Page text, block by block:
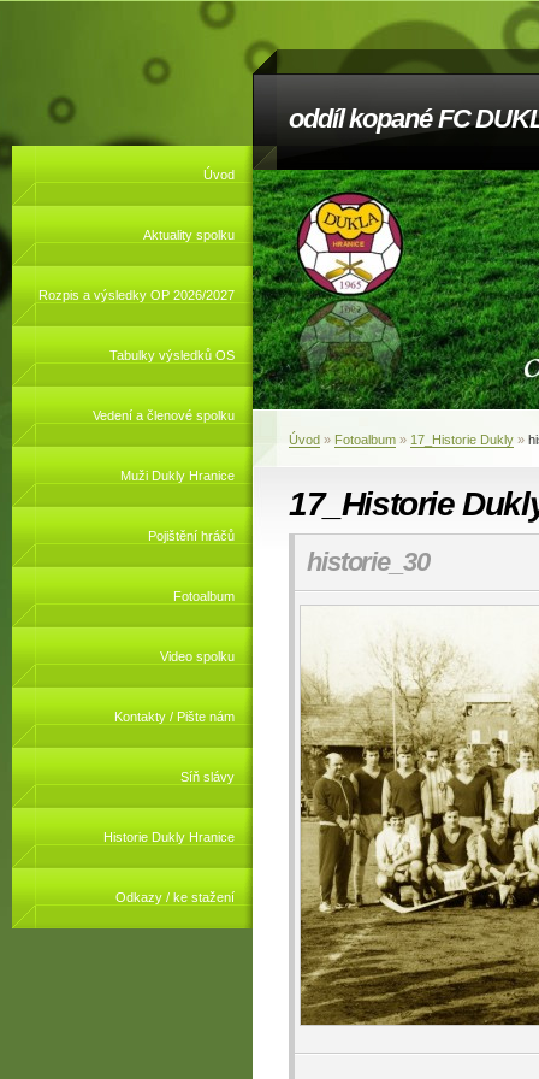
oddíl kopané FC
Úvod
Aktuality spolku
Rozpis a výsledky OP 2026/2027
Tabulky výsledků OS
Vedení a členové spolku
Muži Dukly Hranice
Pojištění hráčů
Fotoalbum
Video spolku
Kontakty / Pište nám
Síň slávy
Historie Dukly Hranice
Odkazy / ke stažení
Úvod » Fotoalbum » 17_Historie Dukly »
17_Historie
historie_30